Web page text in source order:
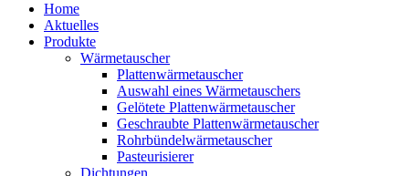
Home
Aktuelles
Produkte
Wärmetauscher
Plattenwärmetauscher
Auswahl eines Wärmetauschers
Gelötete Plattenwärmetauscher
Geschraubte Plattenwärmetauscher
Rohrbündelwärmetauscher
Pasteurisierer
Dichtungen